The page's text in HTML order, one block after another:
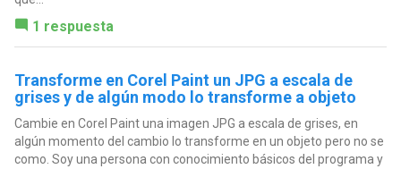
1 respuesta
Transforme en Corel Paint un JPG a escala de
grises y de algún modo lo transforme a objeto
Cambie en Corel Paint una imagen JPG a escala de grises, en
algún momento del cambio lo transforme en un objeto pero no se
como. Soy una persona con conocimiento básicos del programa y